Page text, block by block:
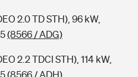
2.0 TD STH), 96 kW,
(8566 / ADG)
2.2 TDCI STH), 114 kW,
(8566 / ADH)